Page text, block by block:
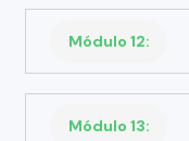
Módulo 12:
Módulo 13: